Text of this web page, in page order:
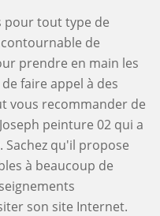
pour tout type de
de
prendre en main les
faire appel à des
vous recommander de
peinture 02 qui a
qu'il propose
à beaucoup de
son site Internet.